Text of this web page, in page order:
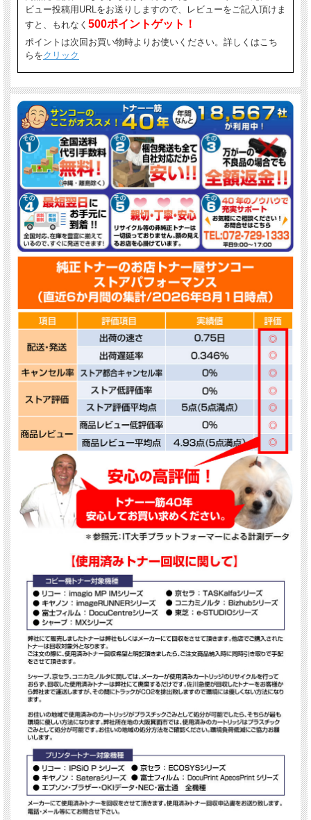
ビュー投稿用URLをお送りしますので、レビューをご記入頂けま
すと、もれなく 500ポイントゲット！
ポイントは次回お買い物時よりお使いください。詳しくはこち
らをクリック